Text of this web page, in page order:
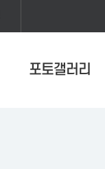
포토갤러리